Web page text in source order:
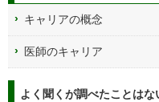
キャリアの概念
医師のキャリア
よく聞くが調べたことは